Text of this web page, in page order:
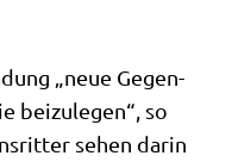
„neue Gegen­
bei­zu­le­gen“, so
sehen dar­in